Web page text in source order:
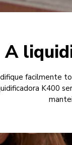
A
facilmente
K400